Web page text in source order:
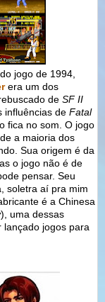
jogo de 1994,
era um dos
de SF II
influências de Fatal
fica no som. O jogo
a maioria dos
Sua origem é da
o jogo não é de
pensar. Seu
soletra aí pra mim
é a Chinesa
), uma dessas
lançado jogos para